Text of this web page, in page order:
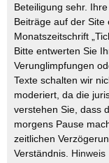
Beteiligung sehr.
Beiträge auf der
Monatszeitschrift
Bitte entwerten Sie
Verunglimpfungen
Texte schalten wir
moderiert, da die
verstehen Sie, dass
morgens Pause
zeitlichen
Verständnis. Hinweis